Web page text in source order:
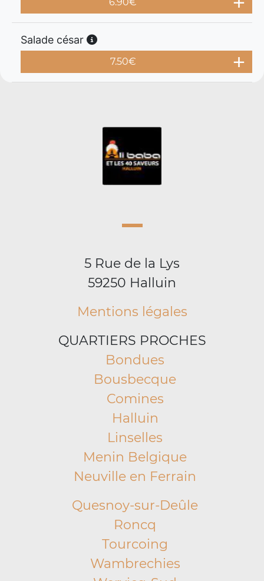
Salade césar
7.50€
5 Rue de la Lys
59250 Halluin
Mentions légales
QUARTIERS PROCHES
Bondues
Bousbecque
Comines
Halluin
Linselles
Menin Belgique
Neuville en Ferrain
Quesnoy-sur-Deûle
Roncq
Tourcoing
Wambrechies